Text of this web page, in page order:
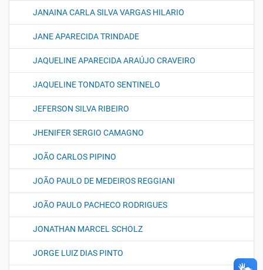
JANAINA CARLA SILVA VARGAS HILARIO
JANE APARECIDA TRINDADE
JAQUELINE APARECIDA ARAÚJO CRAVEIRO
JAQUELINE TONDATO SENTINELO
JEFERSON SILVA RIBEIRO
JHENIFER SERGIO CAMAGNO
JOÃO CARLOS PIPINO
JOÃO PAULO DE MEDEIROS REGGIANI
JOÃO PAULO PACHECO RODRIGUES
JONATHAN MARCEL SCHOLZ
JORGE LUIZ DIAS PINTO